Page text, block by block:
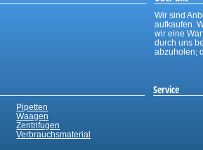
Wir sind
aufkaufen.
wir eine
durch uns
abzuholen;
Pipetten
Waagen
Zentrifugen
Verbrauchsmaterial
Service